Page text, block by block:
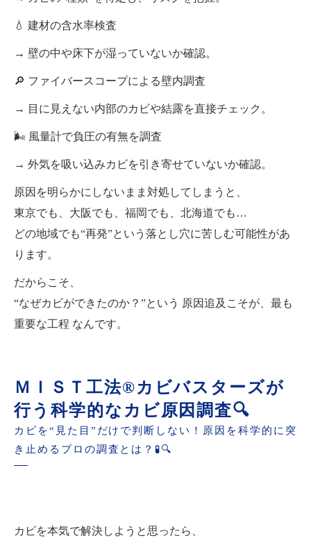
💧 建材の含水率検査
→ 壁の中や床下が湿っていないか確認。
🔎 ファイバースコープによる壁内調査
→ 目に見えない内部のカビや結露を直接チェック。
🌬 風量計で負圧の有無を調査
→ 外気を吸い込みカビを引き寄せていないか確認。
原因を明らかにしないまま対処してしまうと、
東京でも、大阪でも、福岡でも、北海道でも…
どの地域でも“再発”という落とし穴に苦しむ可能性があ
ります。
だからこそ、
“なぜカビができたのか？”という 原因追及こそが、最も
重要な工程 なんです。
ＭＩＳＴ工法®カビバスターズが
行う科学的なカビ原因調査🔍
カビを“見た目”だけで判断しない！原因を科学的に突
き止めるプロの調査とは？🧪🔍
カビを本気で解決しようと思ったら、